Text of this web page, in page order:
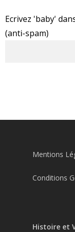
Ecrivez 'baby'
(anti-spam)
Mentions
Conditions
Histoire et